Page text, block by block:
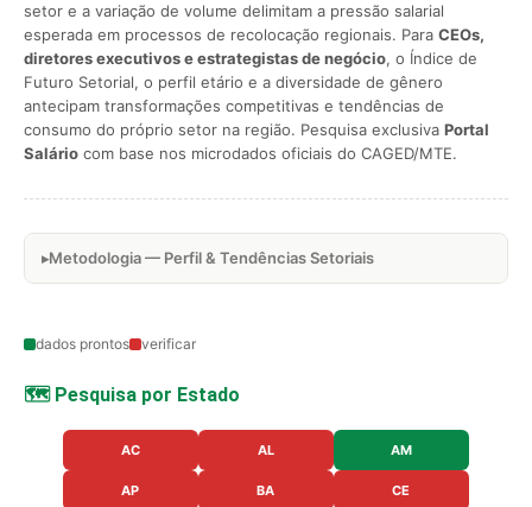
setor e a variação de volume delimitam a pressão salarial
esperada em processos de recolocação regionais. Para CEOs,
diretores executivos e estrategistas de negócio, o Índice de
Futuro Setorial, o perfil etário e a diversidade de gênero
antecipam transformações competitivas e tendências de
consumo do próprio setor na região. Pesquisa exclusiva Portal
Salário com base nos microdados oficiais do CAGED/MTE.
Metodologia — Perfil & Tendências Setoriais
dados prontos verificar
🗺️ Pesquisa por Estado
AC AL AM
AP BA CE